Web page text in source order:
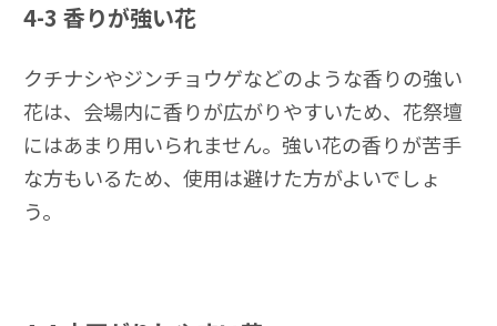
4-3 香りが強い花
クチナシやジンチョウゲなどのような香りの強い
花は、会場内に香りが広がりやすいため、花祭壇
にはあまり用いられません。強い花の香りが苦手
な方もいるため、使用は避けた方がよいでしょ
う。